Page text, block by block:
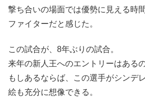
撃ち合いの場面では優勢に見える時
ファイターだと感じた。
この試合が、8年ぶりの試合。
来年の新人王へのエントリーはある
もしあるならば、この選手がシンデ
絵も充分に想像できる。